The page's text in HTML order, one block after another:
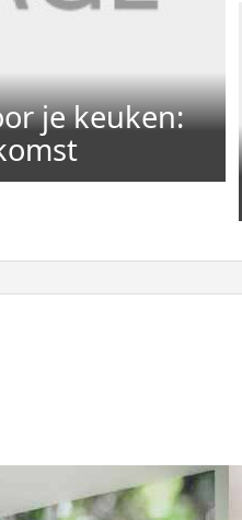
je keuken: